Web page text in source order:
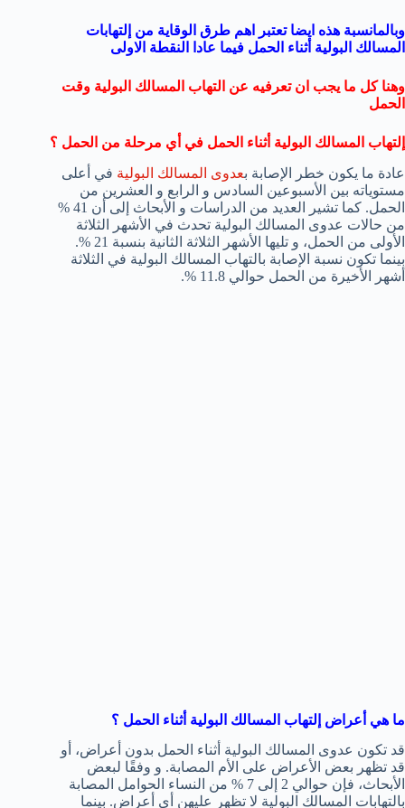
وبالمانسبة هذه ايضا تعتبر اهم طرق الوقاية من إلتهابات
المسالك البولية أثناء الحمل فيما عادا النقطة الاولى
وهنا كل ما يجب ان تعرفيه عن التهاب المسالك البولية وقت
الحمل
إلتهاب المسالك البولية أثناء الحمل في أي مرحلة من الحمل ؟
عادة ما يكون خطر الإصابة بعدوى المسالك البولية في أعلى
مستوياته بين الأسبوعين السادس و الرابع و العشرين من
الحمل. كما تشير العديد من الدراسات و الأبحاث إلى أن 41 %
من حالات عدوى المسالك البولية تحدث في الأشهر الثلاثة
الأولى من الحمل، و تليها الأشهر الثلاثة الثانية بنسبة 21 %.
بينما تكون نسبة الإصابة بالتهاب المسالك البولية في الثلاثة
أشهر الأخيرة من الحمل حوالي 11.8 %.
ما هي أعراض إلتهاب المسالك البولية أثناء الحمل ؟
قد تكون عدوى المسالك البولية أثناء الحمل بدون أعراض، أو
قد تظهر بعض الأعراض على الأم المصابة. و وفقًا لبعض
الأبحاث، فإن حوالي 2 إلى 7 % من النساء الحوامل المصابة
بالتهابات المسالك البولية لا تظهر عليهن أي أعراض. بينما